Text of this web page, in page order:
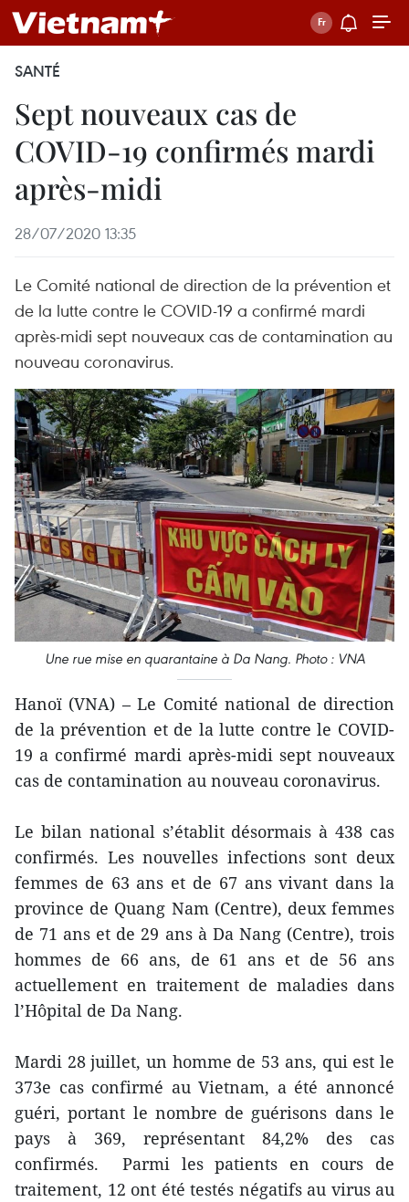
SANTÉ
Sept nouveaux cas de
COVID-19 confirmés mardi
après-midi
28/07/2020 13:35
Le Comité national de direction de la prévention et
de la lutte contre le COVID-19 a confirmé mardi
après-midi sept nouveaux cas de contamination au
nouveau coronavirus.
Une rue mise en quarantaine à Da Nang. Photo : VNA
Hanoï (VNA) – Le Comité national de direction
de la prévention et de la lutte contre le COVID-
19 a confirmé mardi après-midi sept nouveaux
cas de contamination au nouveau coronavirus.
Le bilan national s’établit désormais à 438 cas
confirmés. Les nouvelles infections sont deux
femmes de 63 ans et de 67 ans vivant dans la
province de Quang Nam (Centre), deux femmes
de 71 ans et de 29 ans à Da Nang (Centre), trois
hommes de 66 ans, de 61 ans et de 56 ans
actuellement en traitement de maladies dans
l’Hôpital de Da Nang.
Mardi 28 juillet, un homme de 53 ans, qui est le
373e cas confirmé au Vietnam, a été annoncé
guéri, portant le nombre de guérisons dans le
pays à 369, représentant 84,2% des cas
confirmés. Parmi les patients en cours de
traitement, 12 ont été testés négatifs au virus au